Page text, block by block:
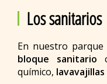
Los sanitarios
En nuestro
bloque sanitario
químico, lavavajillas